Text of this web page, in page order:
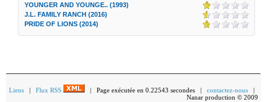
YOUNGER AND YOUNGE.. (1993)
J.L. FAMILY RANCH (2016)
PRIDE OF LIONS (2014)
Liens | Flux RSS | Page exécutée en 0.22543 secondes | contactez-nous |
Nanar production © 2009